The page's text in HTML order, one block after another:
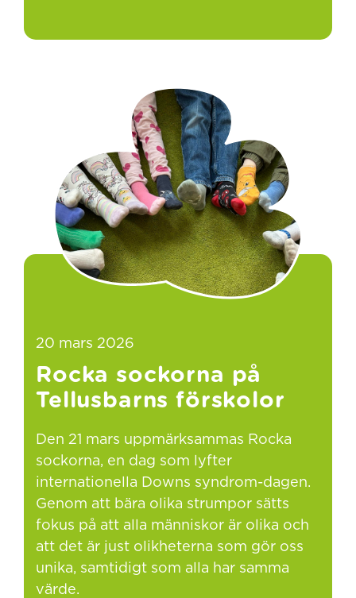
20 mars 2026
Rocka sockorna på
Tellusbarns förskolor
Den 21 mars uppmärksammas Rocka
sockorna, en dag som lyfter
internationella Downs syndrom-dagen.
Genom att bära olika strumpor sätts
fokus på att alla människor är olika och
att det är just olikheterna som gör oss
unika, samtidigt som alla har samma
värde.